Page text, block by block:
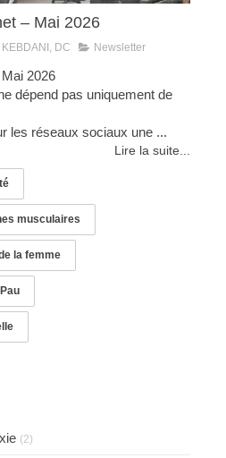
– Mai 2026
DC Newsletter
2026
dépend pas uniquement de
les réseaux sociaux une ...
Lire la suite...
musculaires
la femme
(2)